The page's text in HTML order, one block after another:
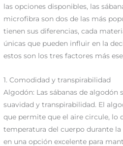
las opciones disponibles, las
microfibra son dos de las más
tienen sus diferencias, cada
únicas que pueden influir en la
estos son los tres factores más
1. Comodidad y transpirabilidad
Algodón: Las sábanas de algodón
suavidad y transpirabilidad. El
que permite que el aire circule, lo
temperatura del cuerpo durante
en una opción excelente para